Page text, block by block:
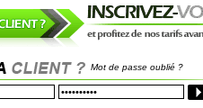
Mot de passe oublié ?